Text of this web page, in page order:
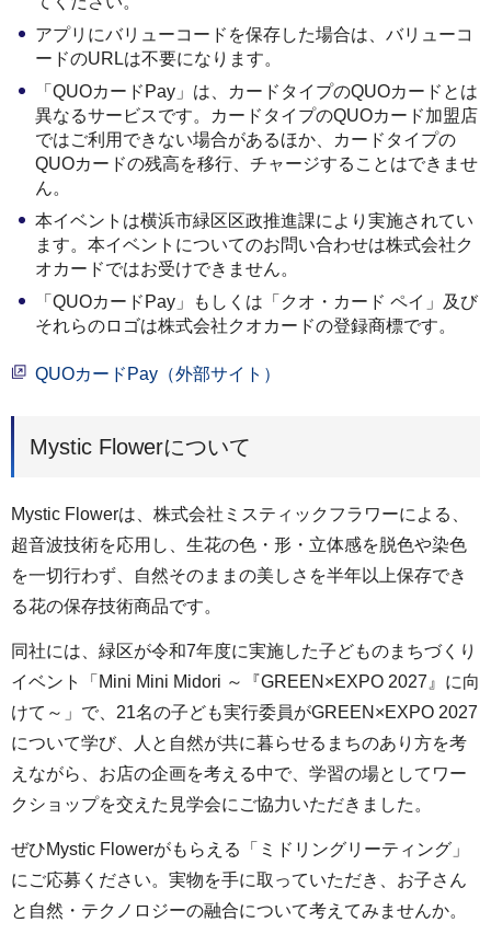
アプリにバリューコードを保存した場合は、バリューコ
ードのURLは不要になります。
「QUOカードPay」は、カードタイプのQUOカードとは
異なるサービスです。カードタイプのQUOカード加盟店
ではご利用できない場合があるほか、カードタイプの
QUOカードの残高を移行、チャージすることはできませ
ん。
本イベントは横浜市緑区区政推進課により実施されてい
ます。本イベントについてのお問い合わせは株式会社ク
オカードではお受けできません。
「QUOカードPay」もしくは「クオ・カード ペイ」及び
それらのロゴは株式会社クオカードの登録商標です。
QUOカードPay（外部サイト）
Mystic Flowerについて
Mystic Flowerは、株式会社ミスティックフラワーによる、
超音波技術を応用し、生花の色・形・立体感を脱色や染色
を一切行わず、自然そのままの美しさを半年以上保存でき
る花の保存技術商品です。
同社には、緑区が令和7年度に実施した子どものまちづくり
イベント「Mini Mini Midori ～『GREEN×EXPO 2027』に向
けて～」で、21名の子ども実行委員がGREEN×EXPO 2027
について学び、人と自然が共に暮らせるまちのあり方を考
えながら、お店の企画を考える中で、学習の場としてワー
クショップを交えた見学会にご協力いただきました。
ぜひMystic Flowerがもらえる「ミドリングリーティング」
にご応募ください。実物を手に取っていただき、お子さん
と自然・テクノロジーの融合について考えてみませんか。